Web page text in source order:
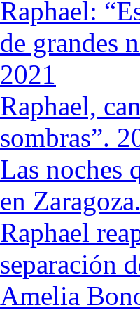
Raphael:
de grandes
2021
Raphael,
sombras”.
Las noches
en
Raphael
separación
Amelia